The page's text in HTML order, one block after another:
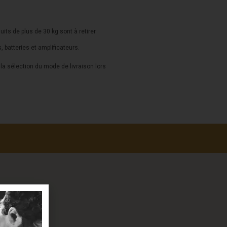
de plus de 30 kg sont à retirer
batteries et amplificateurs.
sélection du mode de livraison lors